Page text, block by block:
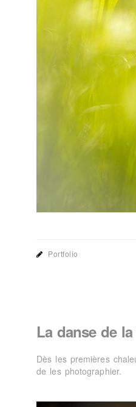
Portfolio
La danse de
Dès les premières
de les photographier.